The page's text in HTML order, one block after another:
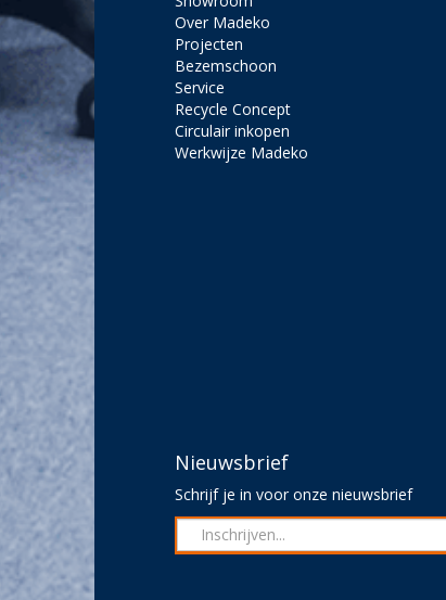
Over Madeko
Projecten
Bezemschoon
Service
Recycle Concept
Circulair inkopen
Werkwijze Madeko
Nieuwsbrief
Schrijf je in voor onze nieuwsbrief